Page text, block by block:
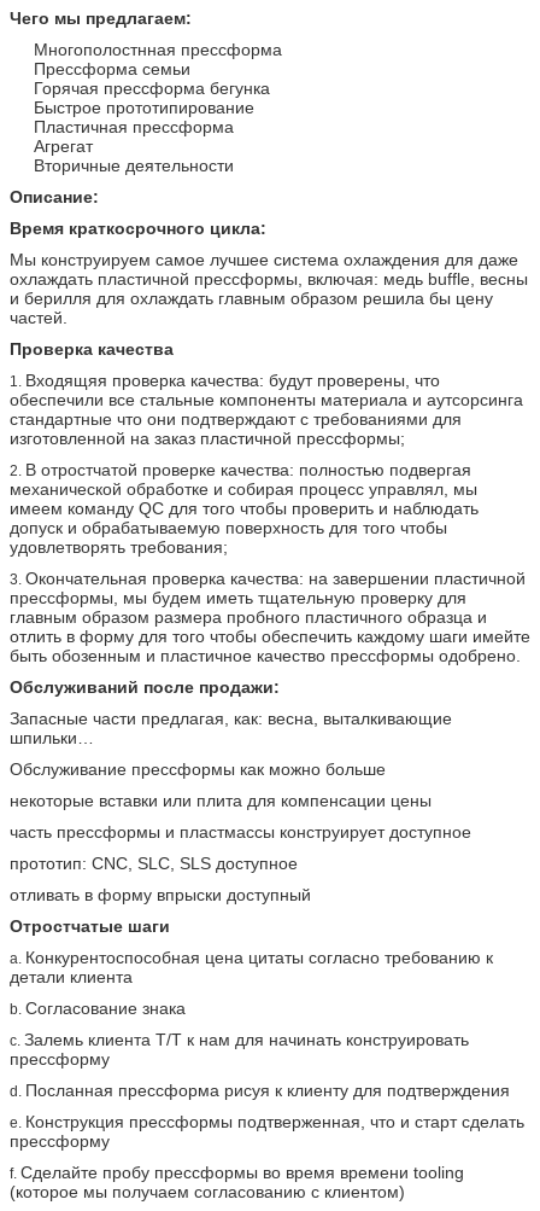
Чего мы предлагаем:
Многополостнная прессформа
Прессформа семьи
Горячая прессформа бегунка
Быстрое прототипирование
Пластичная прессформа
Агрегат
Вторичные деятельности
Описание:
Время краткосрочного цикла:
Мы конструируем самое лучшее система охлаждения для даже
охлаждать пластичной прессформы, включая: медь buffle, весны
и берилля для охлаждать главным образом решила бы цену
частей.
Проверка качества
1. Входящяя проверка качества: будут проверены, что
обеспечили все стальные компоненты материала и аутсорсинга
стандартные что они подтверждают с требованиями для
изготовленной на заказ пластичной прессформы;
2. В отростчатой проверке качества: полностью подвергая
механической обработке и собирая процесс управлял, мы
имеем команду QC для того чтобы проверить и наблюдать
допуск и обрабатываемую поверхность для того чтобы
удовлетворять требования;
3. Окончательная проверка качества: на завершении пластичной
прессформы, мы будем иметь тщательную проверку для
главным образом размера пробного пластичного образца и
отлить в форму для того чтобы обеспечить каждому шаги имейте
быть обозенным и пластичное качество прессформы одобрено.
Обслуживаний после продажи:
Запасные части предлагая, как: весна, выталкивающие
шпильки…
Обслуживание прессформы как можно больше
некоторые вставки или плита для компенсации цены
часть прессформы и пластмассы конструирует доступное
прототип: CNC, SLC, SLS доступное
отливать в форму впрыски доступный
Отростчатые шаги
a. Конкурентоспособная цена цитаты согласно требованию к
детали клиента
b. Согласование знака
c. Залемь клиента T/T к нам для начинать конструировать
прессформу
d. Посланная прессформа рисуя к клиенту для подтверждения
e. Конструкция прессформы подтверженная, что и старт сделать
прессформу
f. Сделайте пробу прессформы во время времени tooling
(которое мы получаем согласованию с клиентом)